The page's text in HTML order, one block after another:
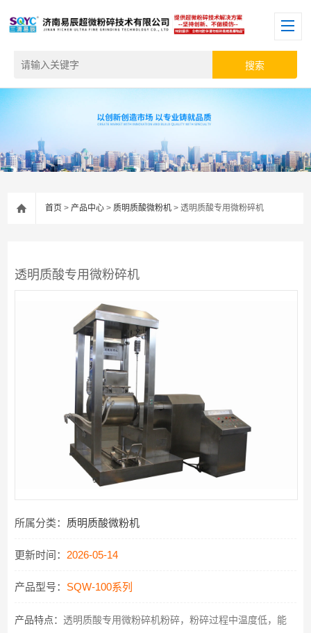
首页 >产品中心 >质明质酸微粉机 > 透明质酸专用微粉碎机
透明质酸专用微粉碎机
所属分类： 质明质酸微粉机
更新时间： 2026-05-14
产品型号： SQW-100系列
产品特点：透明质酸专用微粉碎机粉碎，粉碎过程中温度低，能